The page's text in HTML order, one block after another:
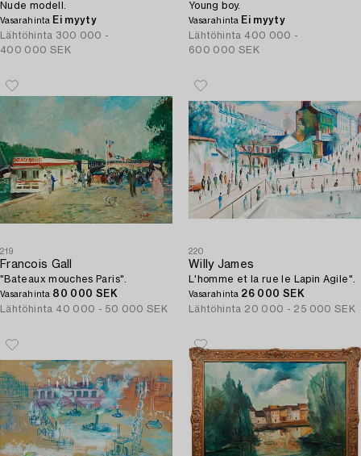
Nude modell.
Vasarahinta Ei myyty
Lähtöhinta 300 000 -
400 000 SEK
Young boy.
Vasarahinta Ei myyty
Lähtöhinta 400 000 -
600 000 SEK
219
Francois Gall
"Bateaux mouches Paris".
Vasarahinta 80 000 SEK
Lähtöhinta 40 000 - 50 000 SEK
220
Willy James
L'homme et la rue le Lapin Agile".
Vasarahinta 26 000 SEK
Lähtöhinta 20 000 - 25 000 SEK